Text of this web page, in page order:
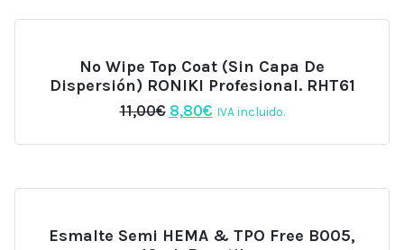
No Wipe Top Coat (sin Capa De
Dispersión) RONIKI Profesional. RHT61
11,00€ El
original
8,80€El
actual
IVA incluido.
Esmalte Semi HEMA & TPO Free B005,